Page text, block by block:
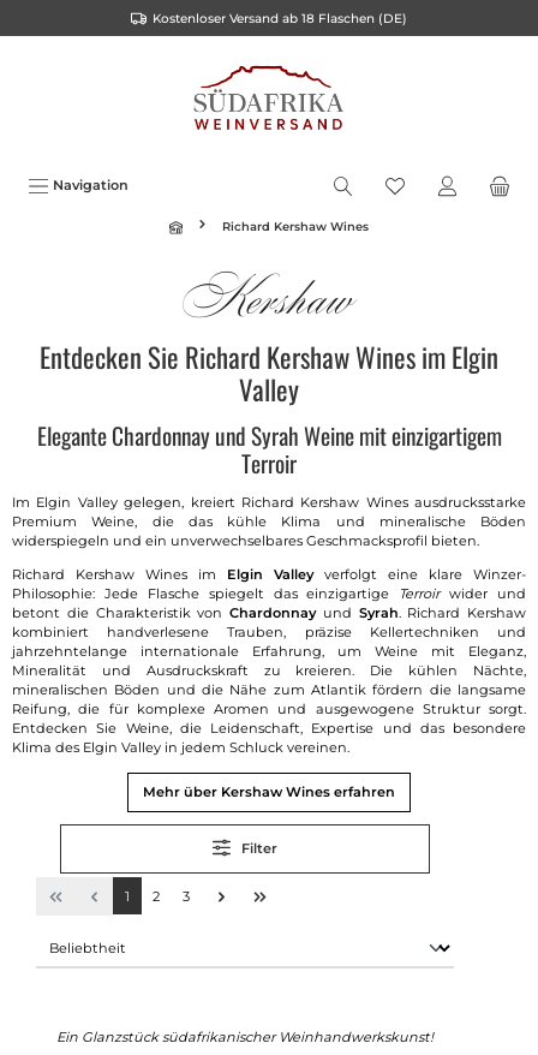
Kostenloser Versand ab 18 Flaschen (DE)
Navigation
Richard Kershaw Wines
Entdecken Sie Richard Kershaw Wines im Elgin
Valley
Elegante Chardonnay und Syrah Weine mit einzigartigem
Terroir
Im Elgin Valley gelegen, kreiert Richard Kershaw Wines ausdrucksstarke
Premium Weine, die das kühle Klima und mineralische Böden
widerspiegeln und ein unverwechselbares Geschmacksprofil bieten.
Richard Kershaw Wines im Elgin Valleyverfolgt eine klare Winzer-
Philosophie: Jede Flasche spiegelt das einzigartige
Terroirwider und
betont die Charakteristik von Chardonnayund Syrah. Richard Kershaw
kombiniert handverlesene Trauben, präzise Kellertechniken und
jahrzehntelange internationale Erfahrung, um Weine mit Eleganz,
Mineralität und Ausdruckskraft zu kreieren. Die kühlen Nächte,
mineralischen Böden und die Nähe zum Atlantik fördern die langsame
Reifung, die für komplexe Aromen und ausgewogene Struktur sorgt.
Entdecken Sie Weine, die Leidenschaft, Expertise und das besondere
Klima des Elgin Valley in jedem Schluck vereinen.
Mehr über Kershaw Wines erfahren
Filter
1 2 3
Ein Glanzstück südafrikanischer Weinhandwerkskunst!